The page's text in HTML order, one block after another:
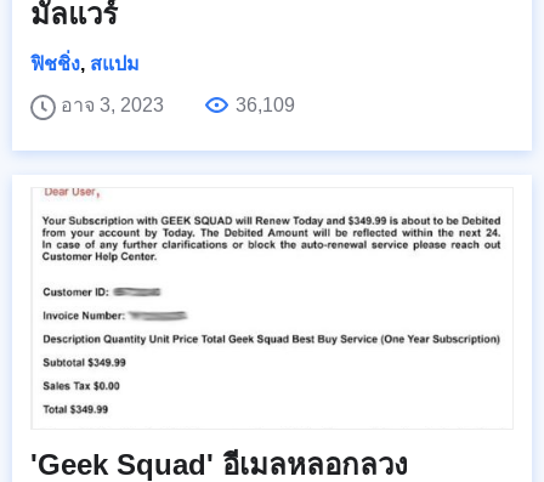
มัลแวร์
ฟิชชิ่ง, สแปม
อาจ 3, 2023
36,109
'Geek Squad' อีเมลหลอกลวง